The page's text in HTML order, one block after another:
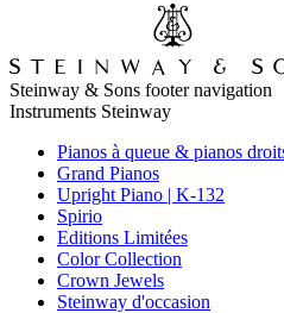
Steinway & Sons footer navigation
Instruments Steinway
Pianos à queue & pianos
Grand Pianos
Upright Piano | K-132
Spirio
Editions Limitées
Color Collection
Crown Jewels
Steinway d'occasion